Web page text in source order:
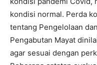
kondisi normal. Perda
tentang Pengelolaan
Pengabutan Mayat
agar sesuai dengan